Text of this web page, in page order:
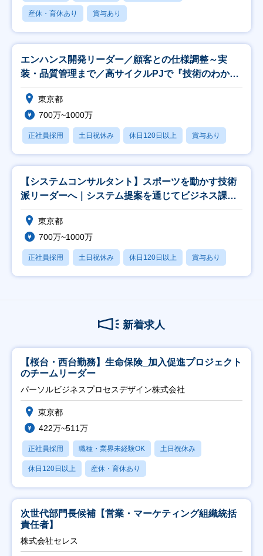
産休・育休あり 賞与あり
エンハンス開発リーダー／顧客との仕様調整～実
装・品質管理まで／高サイクルPJで『技術のわかる
PM』へ
東京都
700万~1000万
正社員採用 土日祝休み 休日120日以上 賞与あり
【システムコンサルタント】スポーツを動かす技術
派リーダーへ｜システム提案を通じてビジネス課題
を解決｜
東京都
700万~1000万
正社員採用 土日祝休み 休日120日以上 賞与あり
新着求人
【桜台・西台勤務】生命保険_加入促進プロジェクト
のチームリーダー
パーソルビジネスプロセスデザイン株式会社
東京都
422万~511万
正社員採用 職種・業界未経験OK 土日祝休み
休日120日以上 産休・育休あり
次世代部門長候補【営業・マーケティング組織統括
責任者】
株式会社セレス